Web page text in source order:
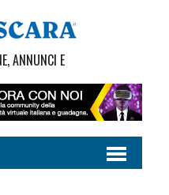
ANNUNCI E